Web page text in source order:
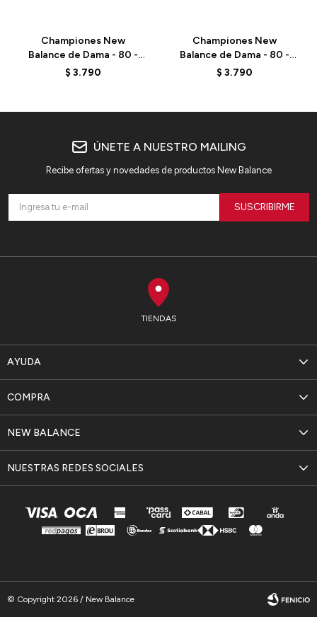
Championes New
Balance de Dama - 80 -
BBW80PRD - WHITE
$ 3.790
Championes New
Balance de Dama - 80 -
BBW80PPK -
$ 3.790
TIENDAS
AYUDA
NEW BALANCE
COMPRA
NUESTRAS REDES SOCIALES
ÚNETE A NUESTRO MAILING
Recibe ofertas y novedades de productos New Balance
SUSCRIBIRME
© Copyright 2026 / New Balance